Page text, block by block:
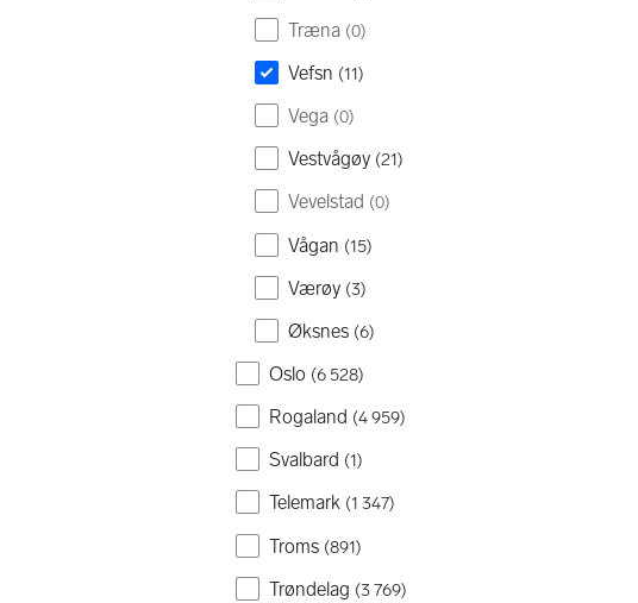
Træna (0)
Vefsn (11)
Vega (0)
Vestvågøy (21)
Vevelstad (0)
Vågan (15)
Værøy (3)
Øksnes (6)
Oslo (6 528)
Rogaland (4 959)
Svalbard (1)
Telemark (1 347)
Troms (891)
Trøndelag (3 769)